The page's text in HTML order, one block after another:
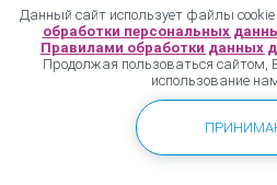
исследовательский
здравоохранения и
менеджмента
здравоохранения города
Данный сайт использует файлы cookie
обработки персональных
Правилами обработки данных
Продолжая пользоваться сайтом,
использование